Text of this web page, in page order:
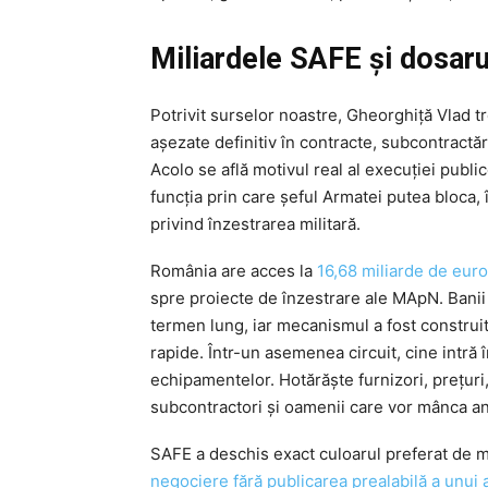
Miliardele SAFE și
Potrivit surselor noastre, Gheorghiță Vlad
așezate definitiv în contracte,
Acolo se află motivul real al execuției
funcția prin care șeful Armatei putea
privind înzestrarea militară.
România are acces la 16,68 miliarde de
spre proiecte de înzestrare ale MApN.
termen lung, iar mecanismul a fost
rapide. Într-un asemenea circuit, cine intră
echipamentelor. Hotărăște furnizori,
subcontractori și oamenii care vor mânca
SAFE a deschis exact culoarul preferat de
negociere fără publicarea prealabilă a unui